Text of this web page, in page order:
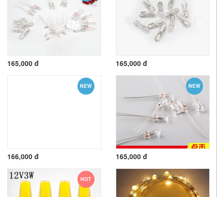
165,000 đ 165,000 đ
NEW
166,000 đ
NEW
165,000 đ
HOT